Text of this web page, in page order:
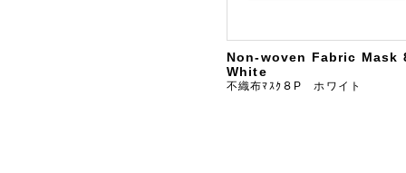
Non-woven Fabric Mask
White
不織布ﾏｽｸ８P ホワイト